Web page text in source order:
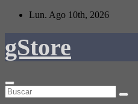
Saltar
contenido
Lun. Ago 10th, 2026
gStore